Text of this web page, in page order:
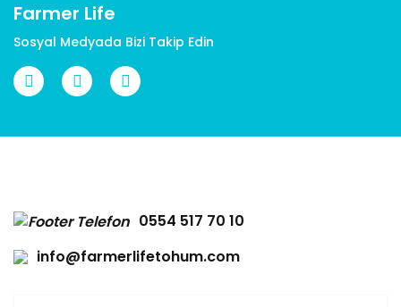
Farmer Life
Sosyal Medyada Bizi Takip Edin
0554 517 70 10
info@farmerlifetohum.com